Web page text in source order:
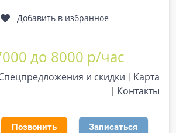
Добавить в избранное
до 8000 р/час
и скидки
Карта
Контакты
Позвонить Записаться